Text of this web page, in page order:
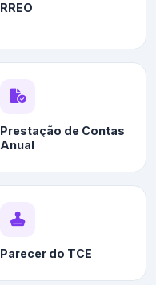
RREO
Prestação de Contas
Anual
Parecer do TCE